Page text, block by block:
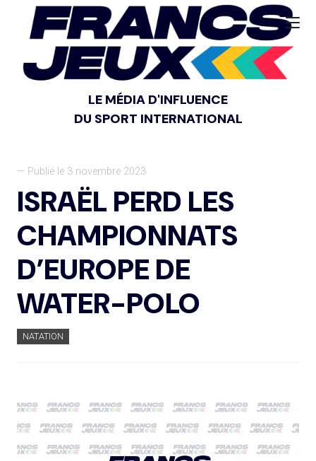
LE MÉDIA D'INFLUENCE
DU SPORT INTERNATIONAL
— Publié le 3 novembre 2023
ISRAËL PERD LES
CHAMPIONNATS
D’EUROPE DE
WATER-POLO
NATATION